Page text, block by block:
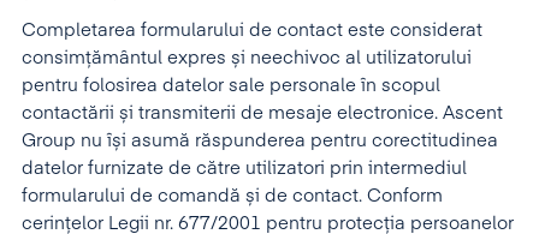
Completarea formularului de contact este considerat
consimțământul expres și neechivoc al utilizatorului
pentru folosirea datelor sale personale în scopul
contactării și transmiterii de mesaje electronice. Ascent
Group nu își asumă răspunderea pentru corectitudinea
datelor furnizate de către utilizatori prin intermediul
formularului de comandă și de contact. Conform
cerințelor Legii nr. 677/2001 pentru protecția persoanelor